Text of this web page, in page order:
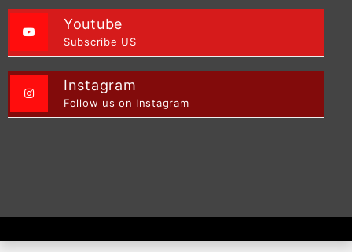
Youtube
Subscribe US
Instagram
Follow us on Instagram